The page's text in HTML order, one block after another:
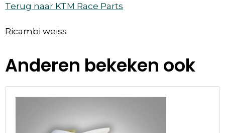
Terug naar KTM Race Parts
Ricambi weiss
Anderen bekeken ook